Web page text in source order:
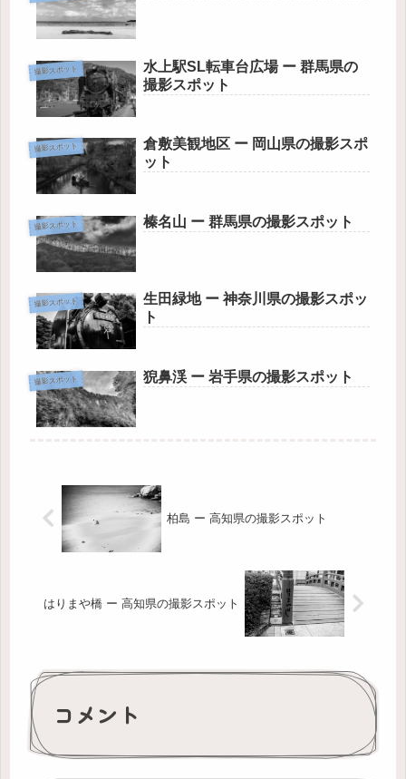
撮影スポット
水上駅SL転車台広場 ー 群馬県の
撮影スポット
撮影スポット
倉敷美観地区 ー 岡山県の撮影スポ
ット
撮影スポット 榛名山 ー 群馬県の撮影スポット
撮影スポット
生田緑地 ー 神奈川県の撮影スポッ
ト
撮影スポット 猊鼻渓 ー 岩手県の撮影スポット
柏島 ー 高知県の撮影スポット
はりまや橋 ー 高知県の撮影スポット
コメント